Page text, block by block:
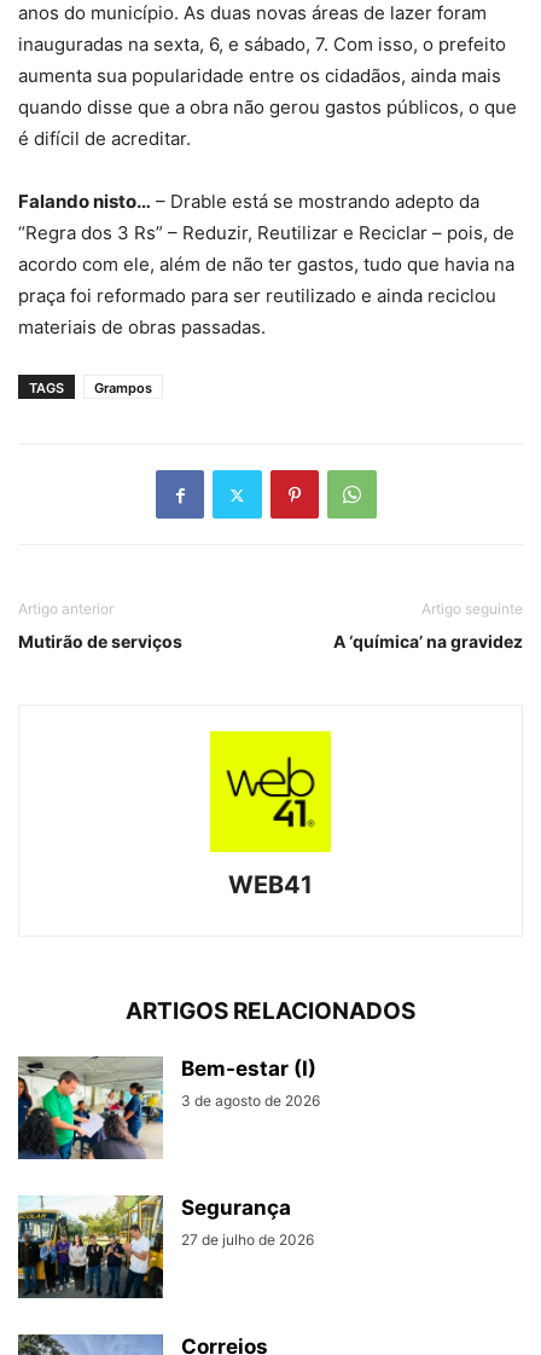
anos do município. As duas novas áreas de lazer foram
inauguradas na sexta, 6, e sábado, 7. Com isso, o prefeito
aumenta sua popularidade entre os cidadãos, ainda mais
quando disse que a obra não gerou gastos públicos, o que
é difícil de acreditar.
Falando nisto… – Drable está se mostrando adepto da
“Regra dos 3 Rs” – Reduzir, Reutilizar e Reciclar – pois, de
acordo com ele, além de não ter gastos, tudo que havia na
praça foi reformado para ser reutilizado e ainda reciclou
materiais de obras passadas.
TAGS Grampos
Artigo anterior
Mutirão de serviços
Artigo seguinte
A ‘química’ na gravidez
WEB41
ARTIGOS RELACIONADOS
Bem-estar (I)
3 de agosto de 2026
Segurança
27 de julho de 2026
Correios